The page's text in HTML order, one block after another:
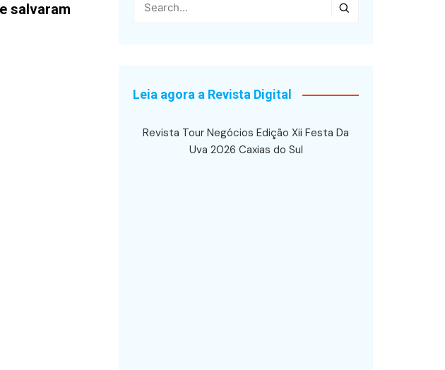
salvaram
Leia agora a Revista Digital
Revista Tour Negócios Edição Xii Festa Da
Uva 2026 Caxias do Sul